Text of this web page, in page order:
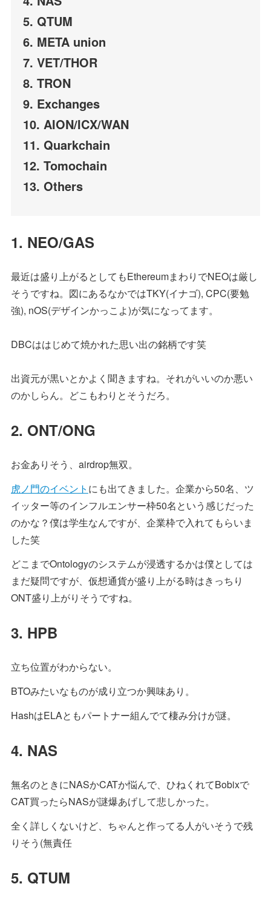
5. QTUM
6. META union
7. VET/THOR
8. TRON
9. Exchanges
10. AION/ICX/WAN
11. Quarkchain
12. Tomochain
13. Others
1. NEO/GAS
最近は盛り上がるとしてもEthereumまわりでNEOは厳し
そうですね。図にあるなかではTKY(イナゴ), CPC(要勉
強), nOS(デザインかっこよ)が気になってます。
DBCははじめて焼かれた思い出の銘柄です笑
出資元が黒いとかよく聞きますね。それがいいのか悪い
のかしらん。どこもわりとそうだろ。
2. ONT/ONG
お金ありそう、airdrop無双。
虎ノ門のイベント にも出てきました。企業から50名、ツ
イッター等のインフルエンサー枠50名という感じだった
のかな？僕は学生なんですが、企業枠で入れてもらいま
した笑
どこまでOntologyのシステムが浸透するかは僕としては
まだ疑問ですが、仮想通貨が盛り上がる時はきっちり
ONT盛り上がりそうですね。
3. HPB
立ち位置がわからない。
BTOみたいなものが成り立つか興味あり。
HashはELAともパートナー組んでて棲み分けが謎。
4. NAS
無名のときにNASかCATか悩んで、ひねくれてBobixで
CAT買ったらNASが謎爆あげして悲しかった。
全く詳しくないけど、ちゃんと作ってる人がいそうで残
りそう(無責任
5. QTUM